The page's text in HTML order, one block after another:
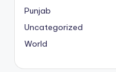
Punjab
Uncategorized
World